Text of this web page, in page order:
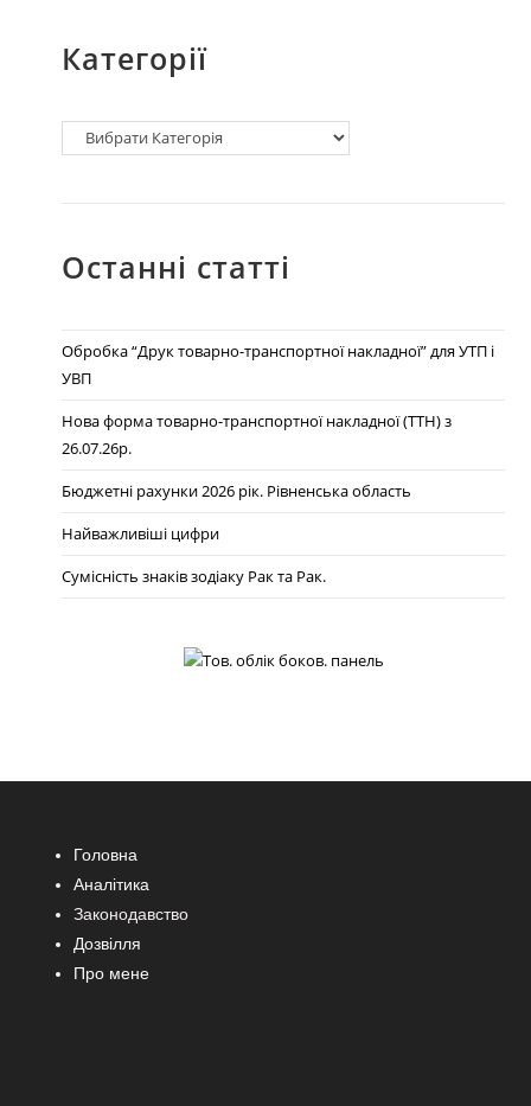
Категорії
Останні статті
Обробка “Друк товарно-транспортної накладної” для УТП і
УВП
Нова форма товарно-транспортної накладної (ТТН) з
26.07.26р.
Бюджетні рахунки 2026 рік. Рівненська область
Найважливіші цифри
Сумісність знаків зодіаку Рак та Рак.
Головна
Аналітика
Законодавство
Дозвілля
Про мене